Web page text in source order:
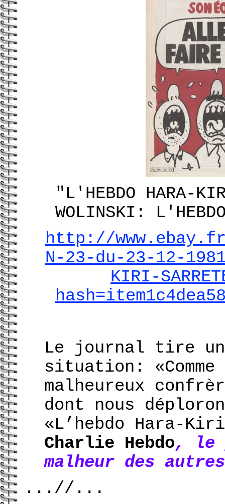
"L'HEBDO HARA-
WOLINSKI:
http://www.ebay.fr/
N-23-du-23-12-1981-
KIRI-
Le journal tire
situation:
malheureux
dont nous
«L’hebdo Hara-
Charlie Hebdo, le
malheur des autres
...//...